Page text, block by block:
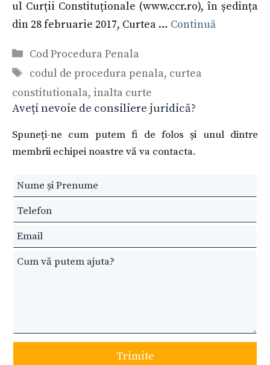
ul Curții Constituționale (www.ccr.ro), în ședința
din 28 februarie 2017, Curtea … Continuă
Categorii
Cod Procedura Penala
Etichete
codul de procedura penala, curtea
constitutionala, inalta curte
Aveți nevoie de consiliere juridică?
Spuneți-ne cum putem fi de folos și unul dintre
membrii echipei noastre vă va contacta.
Leave
this
field
blank
Trimite